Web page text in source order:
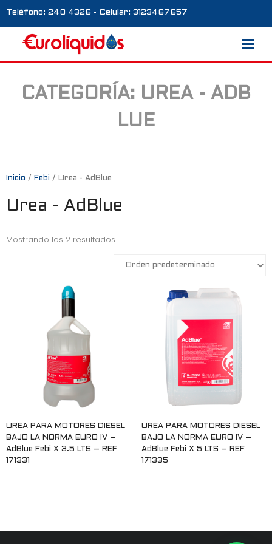
Teléfono: 240 4326 - Celular: 3123467657
Marcas
Galería
Contacto
CATEGORÍA: UREA - ADB
LUE
Inicio / Febi / Urea - AdBlue
Urea - AdBlue
Mostrando los 2 resultados
UREA PARA MOTORES DIESEL
BAJO LA NORMA EURO IV –
AdBlue Febi X 3.5 LTS – REF
171331
UREA PARA MOTORES DIESEL
BAJO LA NORMA EURO IV –
AdBlue Febi X 5 LTS – REF
171335